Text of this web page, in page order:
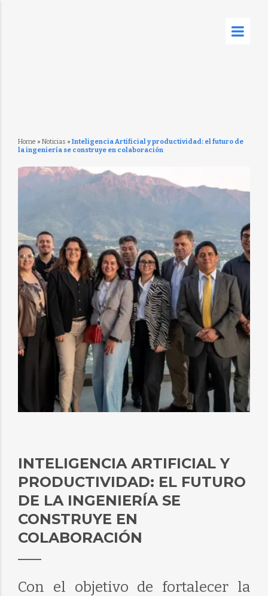
Home » Noticias » Inteligencia Artificial y productividad: el futuro de
la ingeniería se construye en colaboración
INTELIGENCIA ARTIFICIAL Y
PRODUCTIVIDAD: EL FUTURO
DE LA INGENIERÍA SE
CONSTRUYE EN
COLABORACIÓN
Con el objetivo de fortalecer la